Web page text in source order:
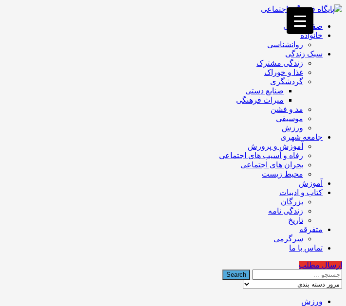
فصد
غرب
تهران
خشکشویی
تصفیه
تهران
صفحه اصلی
خانواده
روانشناسی
سبک زندگی
زندگی مشترک
غذا و خوراک
گردشگری
صنایع دستی
میراث فرهنگی
مد و فشن
موسیقی
ورزش
جامعه شهری
آموزش و پرورش
رفاه و آسیب های اجتماعی
بحران های اجتماعی
محیط زیست
آموزش
کتاب و ادبیات
بزرگان
زندگی نامه
تاریخ
متفرقه
سرگرمی
تماس با ما
ارسال مطلب
ورزش